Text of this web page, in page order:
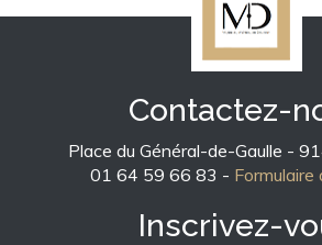
Contactez-
Place du Général-de-Gaulle -
01 64 59 66 83 -
Inscrivez-